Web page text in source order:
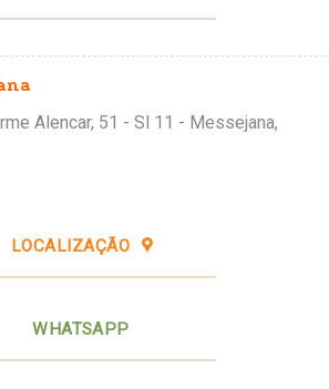
Alencar, 51 - Sl 11 - Messejana,
LOCALIZAÇÃO
WHATSAPP